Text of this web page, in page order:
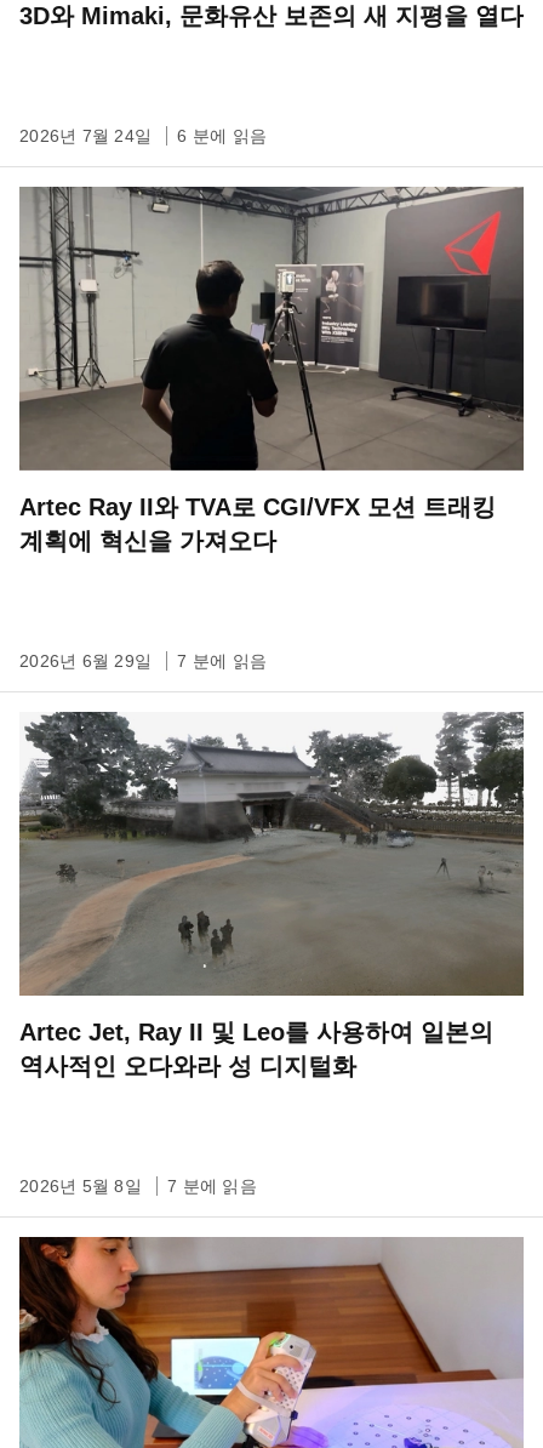
3D와 Mimaki, 문화유산 보존의 새 지평을 열다
2026년 7월 24일 6 분에 읽음
Artec Ray II와 TVA로 CGI/VFX 모션 트래킹
계획에 혁신을 가져오다
2026년 6월 29일 7 분에 읽음
Artec Jet, Ray II 및 Leo를 사용하여 일본의
역사적인 오다와라 성 디지털화
2026년 5월 8일 7 분에 읽음